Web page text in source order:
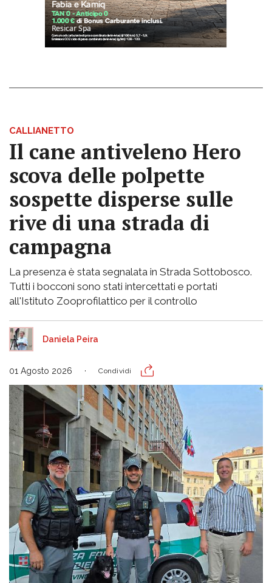
CALLIANETTO
Il cane antiveleno Hero
scova delle polpette
sospette disperse sulle
rive di una strada di
campagna
La presenza è stata segnalata in Strada Sottobosco.
Tutti i bocconi sono stati intercettati e portati
all'Istituto Zooprofilattico per il controllo
Daniela Peira
01 Agosto 2026 Condividi